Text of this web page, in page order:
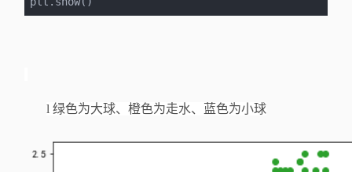
l 绿色为大球、橙色为走水、蓝色为小球